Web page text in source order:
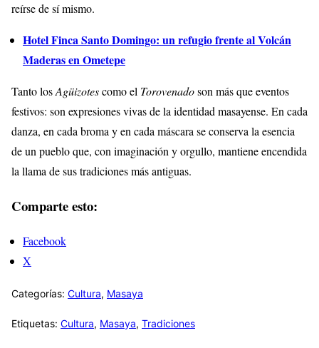
reírse de sí mismo.
Hotel Finca Santo Domingo: un refugio frente al Volcán
Maderas en Ometepe
Tanto losAgüizotescomo el Torovenadoson más que eventos
festivos: son expresiones vivas de la identidad masayense. En cada
danza, en cada broma y en cada máscara se conserva la esencia
de un pueblo que, con imaginación y orgullo, mantiene encendida
la llama de sus tradiciones más antiguas.
Comparte esto:
Facebook
X
Categorías: Cultura, Masaya
Etiquetas: Cultura, Masaya, Tradiciones